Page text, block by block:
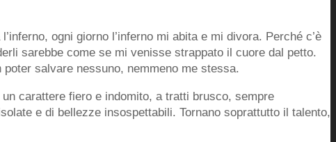
ogni giorno l’inferno mi abita e mi divora. Perché c’è
sarebbe come se mi venisse strappato il cuore dal petto.
salvare nessuno, nemmeno me stessa.
carattere fiero e indomito, a tratti brusco, sempre
e di bellezze insospettabili. Tornano soprattutto il talento,